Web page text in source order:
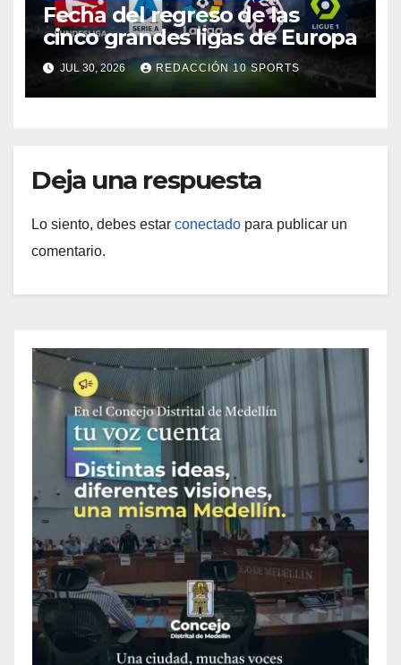
Fecha del regreso de las
cinco grandes ligas de Europa
JUL 30, 2026 REDACCIÓN 10 SPORTS
Deja una respuesta
Lo siento, debes estar conectado para publicar un
comentario.